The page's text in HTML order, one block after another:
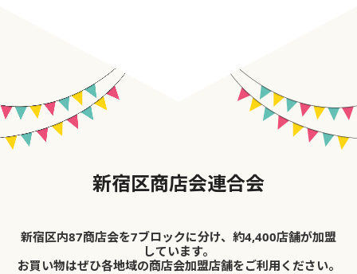
新宿区商店会連合会
新宿区内87商店会を7ブロックに分け、約4,400店舗が加盟
しています。
お買い物はぜひ各地域の商店会加盟店舗をご利用ください。